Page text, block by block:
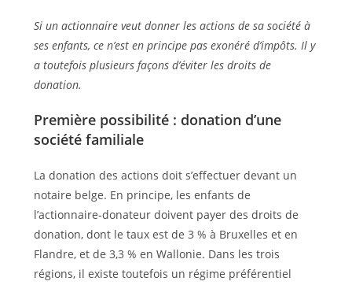
Si un actionnaire veut donner les actions de sa société à
ses enfants, ce n’est en principe pas exonéré d’impôts. Il y
a toutefois plusieurs façons d’éviter les droits de
donation.
Première possibilité : donation d’une
société familiale
La donation des actions doit s’effectuer devant un
notaire belge. En principe, les enfants de
l’actionnaire-donateur doivent payer des droits de
donation, dont le taux est de 3 % à Bruxelles et en
Flandre, et de 3,3 % en Wallonie. Dans les trois
régions, il existe toutefois un régime préférentiel